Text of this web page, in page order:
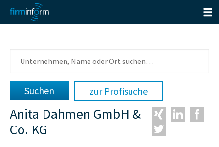
zur Profisuche
Anita Dahmen GmbH &
Co. KG